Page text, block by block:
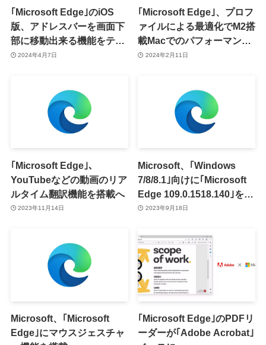
｢Microsoft Edge｣のiOS
版、アドレスバーを画面下
部に移動出来る機能をテス
ト中 ｰ 隠し設定から有効化
2024年4月7日
｢Microsoft Edge｣、プロフ
ァイルによる最適化でM2搭
載Macでのパフォーマンス
が最大20％向上
2024年2月11日
｢Microsoft Edge｣、
YouTubeなどの動画のリア
ルタイム翻訳機能を搭載へ
2023年11月14日
Microsoft、｢Windows
7/8/8.1｣向けに｢Microsoft
Edge 109.0.1518.140｣をリ
リース ｰ WebPの脆弱性を
2023年9月18日
Microsoft、｢Microsoft
Edge｣にマウスジェスチャ
｢Microsoft Edge｣のPDFリ
ーダーが｢Adobe Acrobat｣